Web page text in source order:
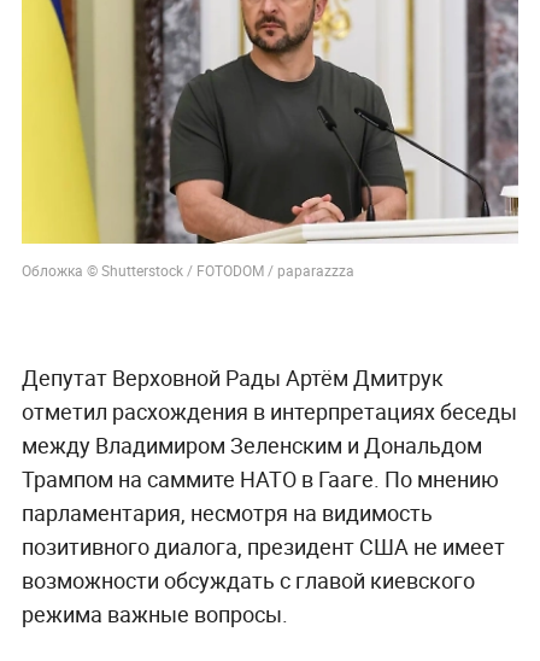
Обложка © Shutterstock / FOTODOM / paparazzza
Депутат Верховной Рады Артём Дмитрук
отметил расхождения в интерпретациях беседы
между Владимиром Зеленским и Дональдом
Трампом на саммите НАТО в Гааге. По мнению
парламентария, несмотря на видимость
позитивного диалога, президент США не имеет
возможности обсуждать с главой киевского
режима важные вопросы.